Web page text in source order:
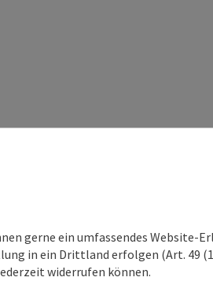
gerne ein umfassendes Website-
in ein Drittland erfolgen (Art. 49
widerrufen können.